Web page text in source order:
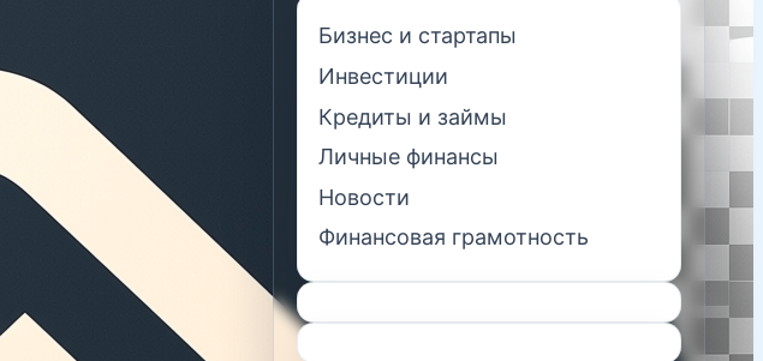
Бизнес и стартапы
Инвестиции
Кредиты и займы
Личные финансы
Новости
Финансовая грамотность